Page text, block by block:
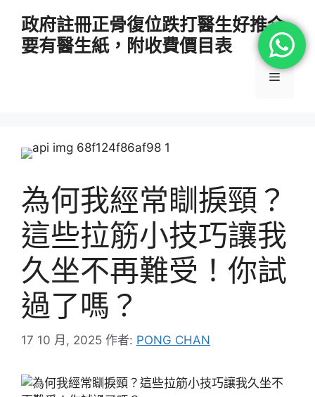
政府註冊正骨復位跌打醫生好推介
要有醫生紙，附收費價目表
選
為何我經常瞓捩頸？
這些拉筋小技巧讓我
久坐不再難受！你試
過了嗎？
17 10 月, 2025 作者: PONG CHAN